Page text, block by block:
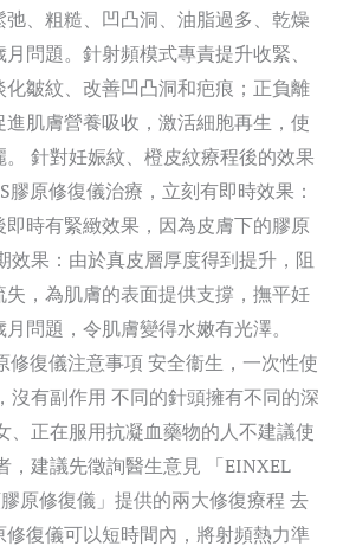
、粗糙、凹凸洞、油脂過多、乾燥
問題。針射頻模式專責提升收緊、
皺紋、改善凹凸洞和疤痕；正負離
肌膚營養吸收，激活細胞再生，使
針對妊娠紋、橙皮紋療程後的效果
膠原修復儀治療，立刻有即時效果：
時有緊緻效果，因為皮膚下的膠原
效果：由於真皮層厚度得到提升，阻
，為肌膚的表面提供支撐，撫平妊
問題，令肌膚變得水嫩有光澤。
修復儀注意事項 安全衞生，一次性使
沒有副作用 不同的針頭擁有不同的深
、正在服用抗凝血藥物的人不建議使
，建議先徵詢醫生意見 「EINXEL
原修復儀」提供的兩大修復療程 去
復儀可以短時間內，將射頻熱力準